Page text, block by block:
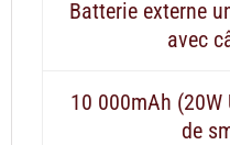
Batterie externe
avec
10 000mAh (20W
de